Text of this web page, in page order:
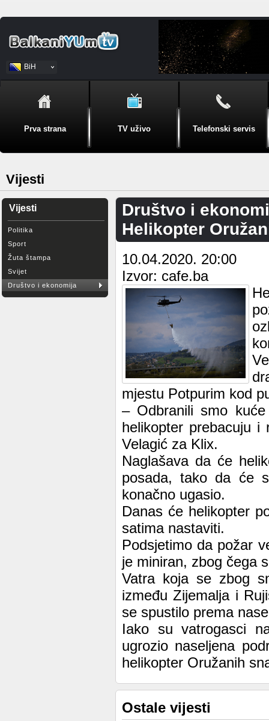
BiH
Srpski
Prva strana TV uživo Telefonski servis
Vijesti
Vijesti
Politika
Sport
Žuta štampa
Svijet
Društvo i ekonomija
Društvo i
Helikopter
10.04.2020. 20:00
Izvor: cafe.ba
mjestu Potpurim kod
– Odbranili smo
helikopter prebacuju
Velagić za Klix.
Naglašava da će
posada, tako da će
konačno ugasio.
Danas će helikopter
satima nastaviti.
Podsjetimo da požar
je miniran, zbog čega
Vatra koja se zbog
između Zijemalja i
se spustilo prema
Iako su vatrogasci
ugrozio naseljena
helikopter Oružanih
Ostale vijesti